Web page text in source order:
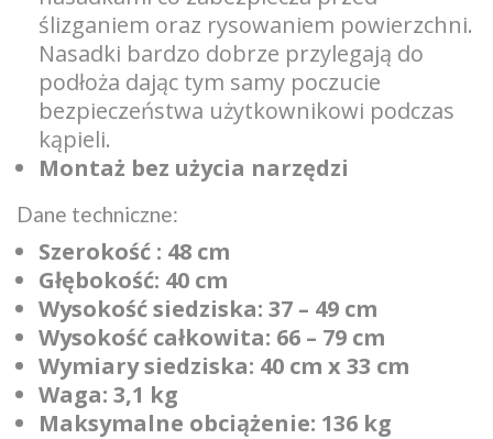
ślizganiem oraz rysowaniem powierzchni.
Nasadki bardzo dobrze przylegają do
podłoża dając tym samy poczucie
bezpieczeństwa użytkownikowi podczas
kąpieli.
Montaż bez użycia narzędzi
Dane techniczne:
Szerokość : 48 cm
Głębokość: 40 cm
Wysokość siedziska: 37 – 49 cm
Wysokość całkowita: 66 – 79 cm
Wymiary siedziska: 40 cm x 33 cm
Waga: 3,1 kg
Maksymalne obciążenie: 136 kg